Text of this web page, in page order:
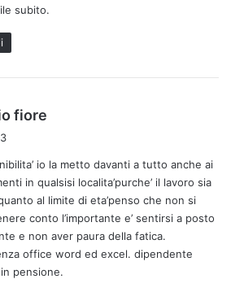
o
subito.
fiore
e
t
t
o
io la metto davanti a tutto anche ai
in qualsisi localita’purche’ il lavoro sia
al limite di eta’penso che non si
conto l’importante e’ sentirsi a posto
e non aver paura della fatica.
office word ed excel. dipendente
pensione.